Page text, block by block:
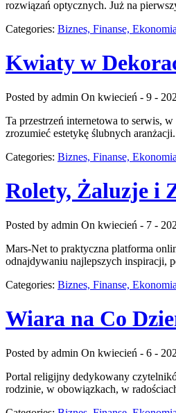
rozwiązań optycznych. Już na
Categories: Biznes, Finanse, Ekonomia
Kwiaty w
Posted by admin On kwiecień - 9 -
Ta przestrzeń internetowa to serwis,
zrozumieć estetykę ślubnych
Categories: Biznes, Finanse, Ekonomia
Rolety, Żaluzje i
Posted by admin On kwiecień - 7 -
Mars-Net to praktyczna platforma
odnajdywaniu najlepszych inspiracji,
Categories: Biznes, Finanse, Ekonomia
Wiara na Co
Posted by admin On kwiecień - 6 -
Portal religijny dedykowany
rodzinie, w obowiązkach, w